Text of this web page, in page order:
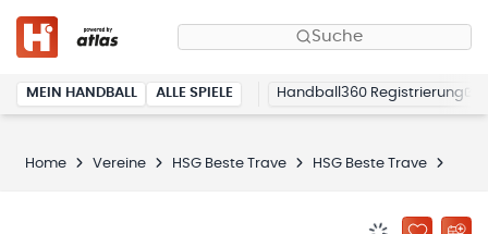
Suche
MEIN HANDBALL ALLE SPIELE Handball360 Registrierung
Home Vereine HSG Beste Trave HSG Beste Trave